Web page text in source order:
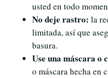
usted en todo
No deje rastro: la
limitada, así que
basura.
Use una máscara o
o máscara hecha en